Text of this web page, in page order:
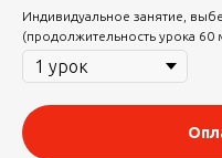
Индивидуальное занятие,
(продолжительность урока 60